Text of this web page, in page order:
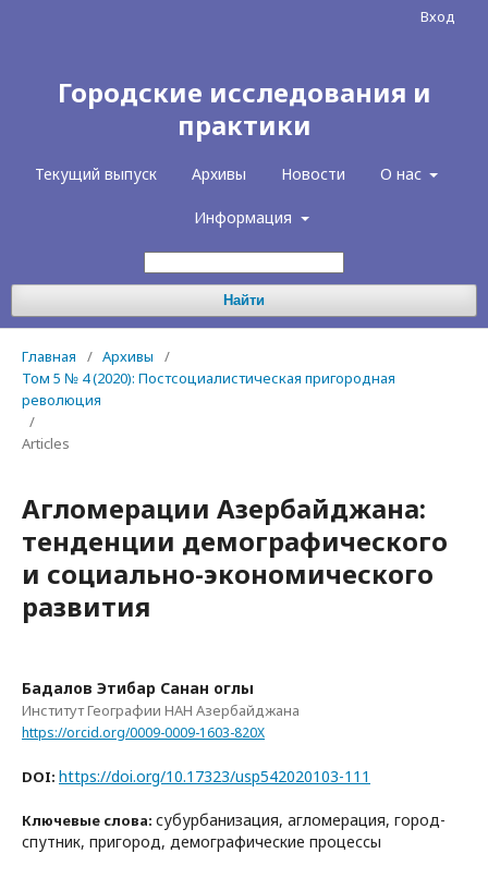
Городские исследования и
практики
Текущий выпуск Архивы Новости О нас
Информация
Найти
Вход
Главная / Архивы
/
Том 5 № 4 (2020): Постсоциалистическая пригородная
революция
/
Articles
Агломерации Азербайджана:
тенденции демографического
и социально-экономического
развития
Бадалов Этибар Санан оглы
Институт Географии НАН Азербайджана
https://orcid.org/0009-0009-1603-820X
DOI: https://doi.org/10.17323/usp542020103-111
Ключевые слова: субурбанизация, агломерация, город-
спутник, пригород, демографические процессы